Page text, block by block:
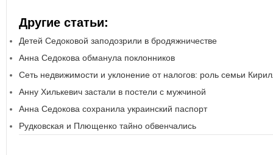
Другие статьи:
Детей Седоковой заподозрили в бродяжничестве
Анна Седокова обманула поклонников
Сеть недвижимости и уклонение от налогов: роль семьи
Анну Хилькевич застали в постели с мужчиной
Анна Седокова сохранила украинский паспорт
Рудковская и Плющенко тайно обвенчались